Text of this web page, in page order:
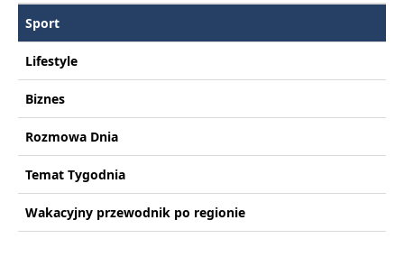
Sport
Lifestyle
Biznes
Rozmowa Dnia
Temat Tygodnia
Wakacyjny przewodnik po regionie